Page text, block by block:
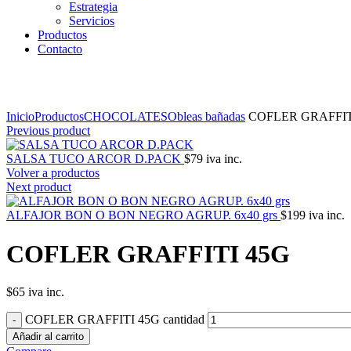
Estrategia
Servicios
Productos
Contacto
InicioProductosCHOCOLATESObleas bañadas COFLER
Previous product
SALSA TUCO ARCOR D.PACK $79 iva inc.
Volver a productos
Next product
ALFAJOR BON O BON NEGRO AGRUP. 6x40 grs $199 iva inc.
COFLER GRAFFITI 45G
$65 iva inc.
COFLER GRAFFITI 45G cantidad
Añadir al carrito